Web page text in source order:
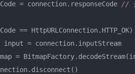
= connection.responseCode //
==
input = connection.inputStream
=